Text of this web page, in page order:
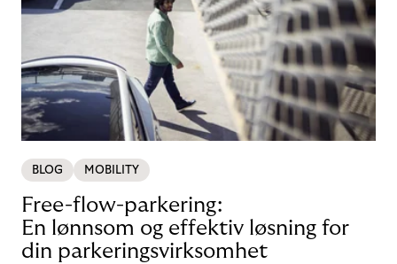
BLOG MOBILITY
Free-flow-parkering:
En lønnsom og effektiv løsning for
din parkeringsvirksomhet